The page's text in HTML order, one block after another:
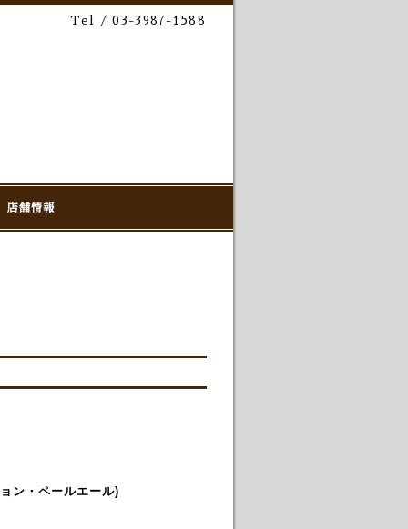
Tel / 03-3987-1588
店舗情報
ン・ペールエール)